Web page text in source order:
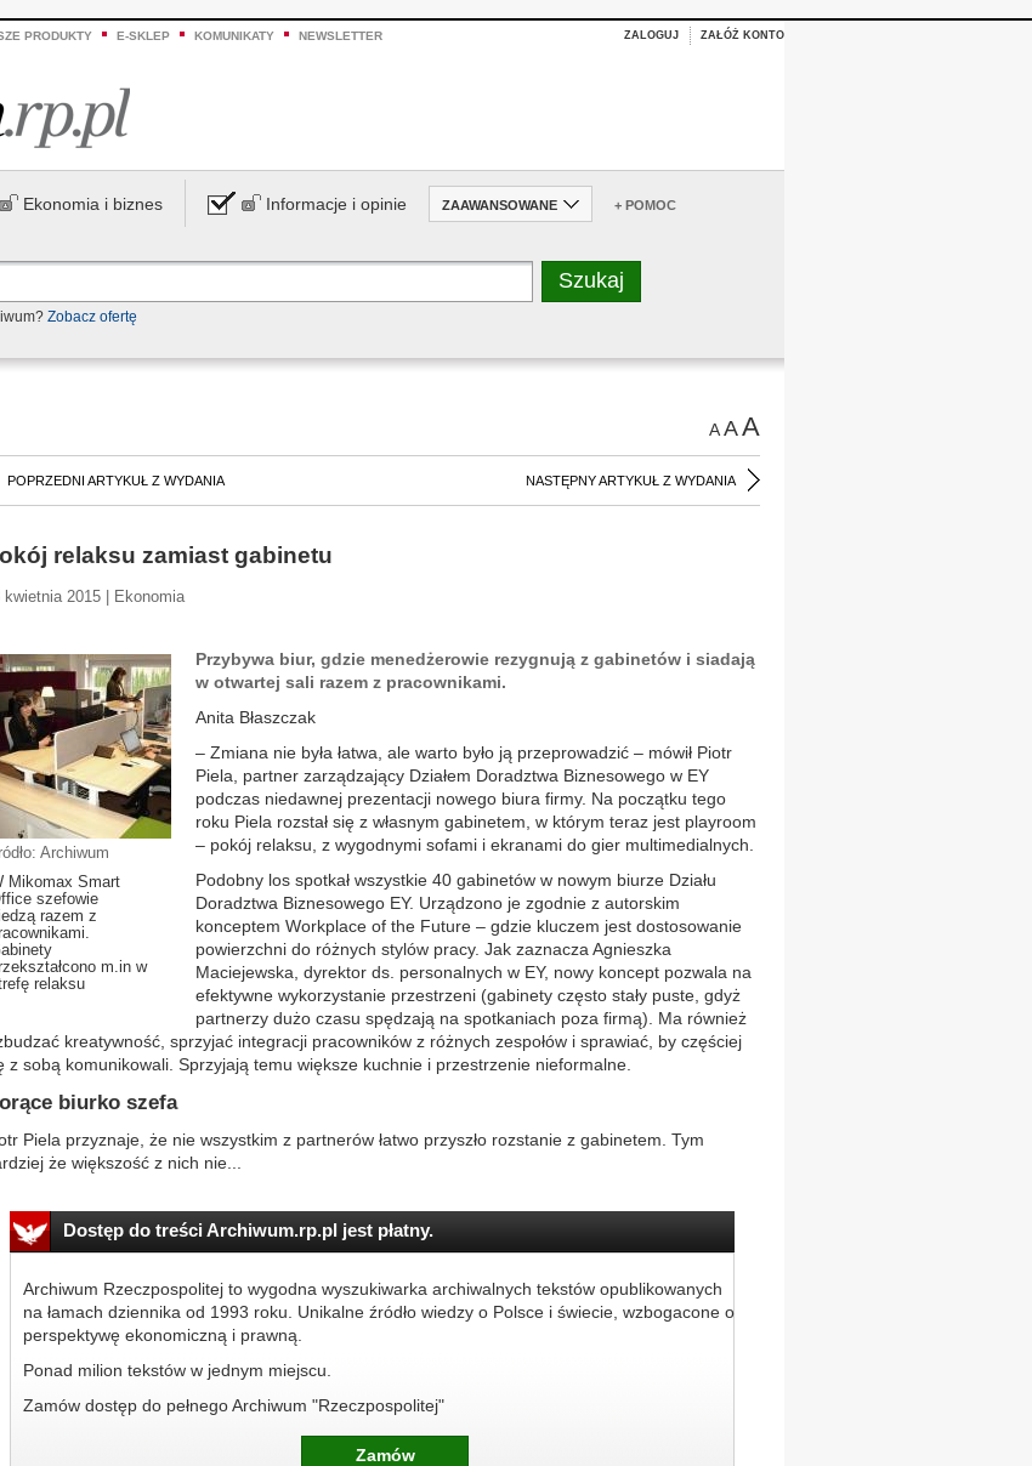
PRODUKTY E-SKLEP KOMUNIKATY NEWSLETTER ZALOGUJ ZAŁÓŻ KONTO
Ekonomia i biznes Informacje i opinie ZAAWANSOWANE + POMOC
Zobacz ofertę
AAA
POPRZEDNI ARTYKUŁ Z WYDANIA NASTĘPNY ARTYKUŁ Z WYDANIA
relaksu zamiast gabinetu
kwietnia 2015 | Ekonomia
Archiwum
Mikomax Smart
szefowie
razem z
m.in w
relaksu
Przybywa biur, gdzie menedżerowie rezygnują z gabinetów i siadają
w otwartej sali razem z pracownikami.
Anita Błaszczak
– Zmiana nie była łatwa, ale warto było ją przeprowadzić – mówił Piotr
Piela, partner zarządzający Działem Doradztwa Biznesowego w EY
podczas niedawnej prezentacji nowego biura firmy. Na początku tego
roku Piela rozstał się z własnym gabinetem, w którym teraz jest playroom
– pokój relaksu, z wygodnymi sofami i ekranami do gier multimedialnych.
Podobny los spotkał wszystkie 40 gabinetów w nowym biurze Działu
Doradztwa Biznesowego EY. Urządzono je zgodnie z autorskim
konceptem Workplace of the Future – gdzie kluczem jest dostosowanie
powierzchni do różnych stylów pracy. Jak zaznacza Agnieszka
Maciejewska, dyrektor ds. personalnych w EY, nowy koncept pozwala na
efektywne wykorzystanie przestrzeni (gabinety często stały puste, gdyż
partnerzy dużo czasu spędzają na spotkaniach poza firmą). Ma również
kreatywność, sprzyjać integracji pracowników z różnych zespołów i sprawiać, by częściej
z sobą komunikowali. Sprzyjają temu większe kuchnie i przestrzenie nieformalne.
biurko szefa
Piela przyznaje, że nie wszystkim z partnerów łatwo przyszło rozstanie z gabinetem. Tym
że większość z nich nie...
Dostęp do treści Archiwum.rp.pl jest płatny.
Archiwum Rzeczpospolitej to wygodna wyszukiwarka archiwalnych tekstów opublikowanych
na łamach dziennika od 1993 roku. Unikalne źródło wiedzy o Polsce i świecie, wzbogacone o
perspektywę ekonomiczną i prawną.
Ponad milion tekstów w jednym miejscu.
Zamów dostęp do pełnego Archiwum "Rzeczpospolitej"
Zamów